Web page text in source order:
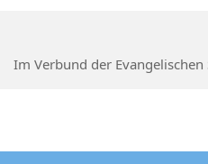
Im Verbund der